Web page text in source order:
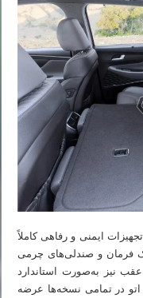
ایمنی و رفاهی کاملاً
فرمان و صندلی‌های چرمی
نیز به‌صورت استاندارد
اتو در تمامی نسخه‌ها عرضه